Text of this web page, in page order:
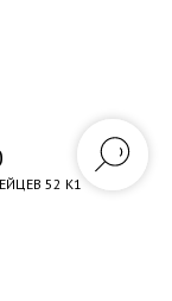
52 К1